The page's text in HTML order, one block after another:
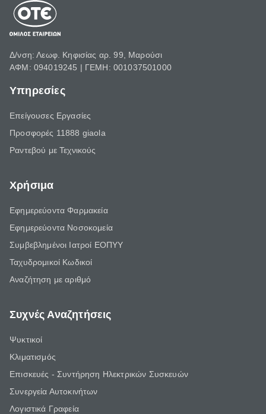
Δ/νση: Λεωφ. Κηφισίας αρ. 99, Μαρούσι
ΑΦΜ: 094019245 | ΓΕΜΗ: 001037501000
Υπηρεσίες
Επείγουσες Εργασίες
Προσφορές 11888 giaola
Ραντεβού με Τεχνικούς
Χρήσιμα
Εφημερεύοντα Φαρμακεία
Εφημερεύοντα Νοσοκομεία
Συμβεβλημένοι Ιατροί ΕΟΠΥΥ
Ταχυδρομικοί Κωδικοί
Αναζήτηση με αριθμό
Συχνές Αναζητήσεις
Ψυκτικοί
Κλιματισμός
Επισκευές - Συντήρηση Ηλεκτρικών Συσκευών
Συνεργεία Αυτοκινήτων
Λογιστικά Γραφεία